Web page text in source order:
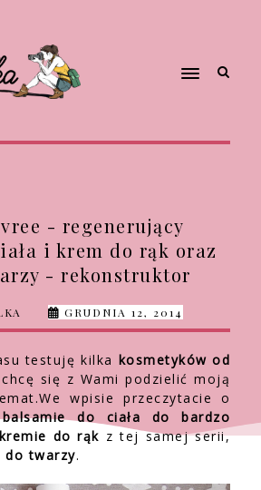
- regenerujący
i krem do rąk oraz
- rekonstruktor
GRUDNIA 12, 2014
testuję kilka kosmetyków od
się z Wami podzielić moją
wpisie przeczytacie o
balsamie do ciała do bardzo
do rąk z tej samej serii,
do twarzy.